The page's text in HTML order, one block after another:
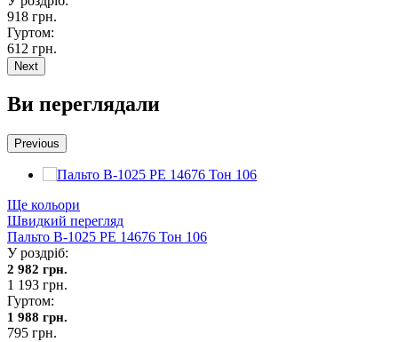
918 грн.
Гуртом:
612 грн.
Next
Ви переглядали
Previous
Ще кольори
Швидкий перегляд
Пальто В-1025 PE 14676 Тон 106
У роздріб:
2 982 грн.
1 193 грн.
Гуртом:
1 988 грн.
795 грн.